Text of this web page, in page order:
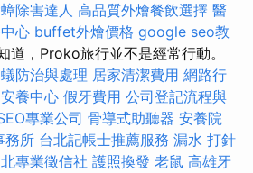
除害達人 高品質外燴餐飲選擇 醫
心 buffet外燴價格 google seo教
道，Proko旅行並不是經常行動。
防治與處理 居家清潔費用 網路行
安養中心 假牙費用 公司登記流程與
專業公司 骨導式助聽器 安養院
務所 台北記帳士推薦服務 漏水 打針
專業徵信社 護照換發 老鼠 高雄牙